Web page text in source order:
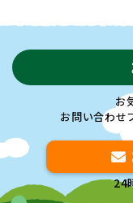
お
お問い合わせ
24